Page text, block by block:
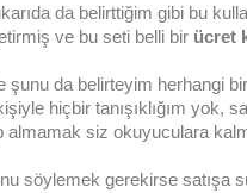
da belirttiğim gibi bu
ve bu seti belli bir ücret
şunu da belirteyim herhangi
hiçbir tanışıklığım yok,
almamak siz okuyuculara
söylemek gerekirse satışa